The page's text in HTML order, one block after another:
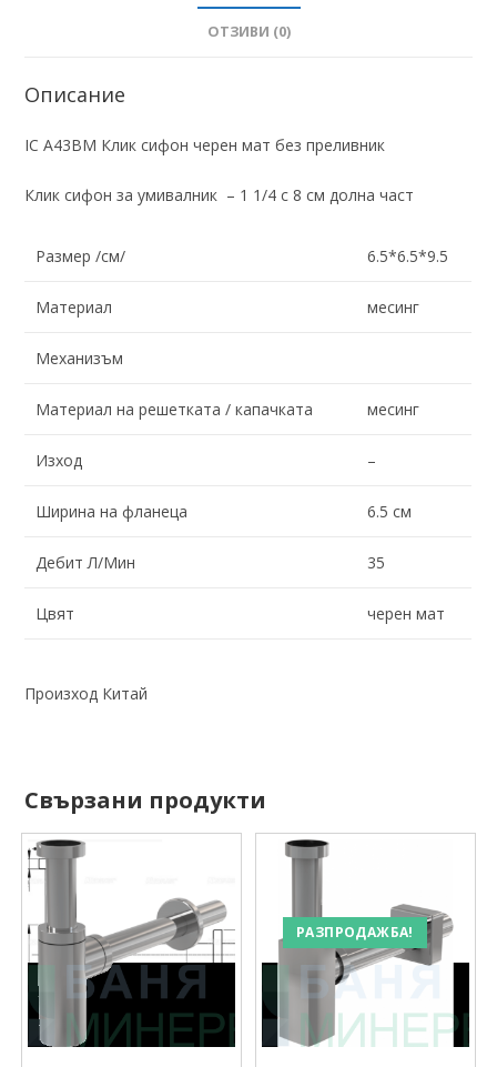
ОТЗИВИ (0)
Описание
IC A43BM Клик сифон черен мат без преливник
Клик сифон за умивалник – 1 1/4 с 8 см долна част
Размер /см/ 6.5*6.5*9.5
Материал месинг
Механизъм
Материал на решетката / капачката месинг
Изход –
Ширина на фланеца 6.5 см
Дебит Л/Мин 35
Цвят черен мат
Произход Китай
Свързани продукти
РАЗПРОДАЖБА!